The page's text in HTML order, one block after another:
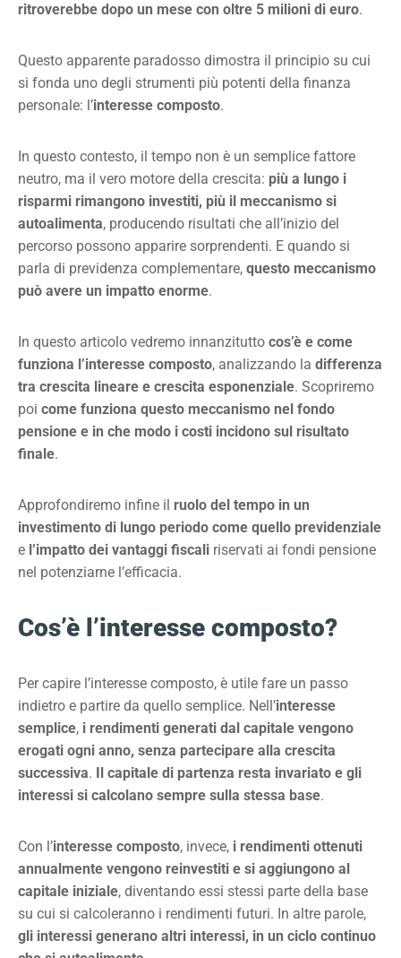
ritroverebbe dopo un mese con oltre 5 milioni di euro.
Questo apparente paradosso dimostra il principio su cui
si fonda uno degli strumenti più potenti della finanza
personale: l’interesse composto.
In questo contesto, il tempo non è un semplice fattore
neutro, ma il vero motore della crescita: più a lungo i
risparmi rimangono investiti, più il meccanismo si
autoalimenta, producendo risultati che all’inizio del
percorso possono apparire sorprendenti. E quando si
parla di previdenza complementare, questo meccanismo
può avere un impatto enorme.
In questo articolo vedremo innanzitutto cos’è e come
funziona l’interesse composto, analizzando la differenza
tra crescita lineare e crescita esponenziale. Scopriremo
poi come funziona questo meccanismo nel fondo
pensione e in che modo i costi incidono sul risultato
finale.
Approfondiremo infine il ruolo del tempo in un
investimento di lungo periodo come quello previdenziale
e l’impatto dei vantaggi fiscali riservati ai fondi pensione
nel potenziarne l’efficacia.
Cos’è l’interesse composto?
Per capire l’interesse composto, è utile fare un passo
indietro e partire da quello semplice. Nell’interesse
semplice, i rendimenti generati dal capitale vengono
erogati ogni anno, senza partecipare alla crescita
successiva.
Il capitale di partenza resta invariato e gli
interessi si calcolano sempre sulla stessa base.
Con l’interesse composto, invece, i rendimenti ottenuti
annualmente vengono reinvestiti e si aggiungono al
capitale iniziale, diventando essi stessi parte della base
su cui si calcoleranno i rendimenti futuri. In altre parole,
gli interessi generano altri interessi, in un ciclo continuo